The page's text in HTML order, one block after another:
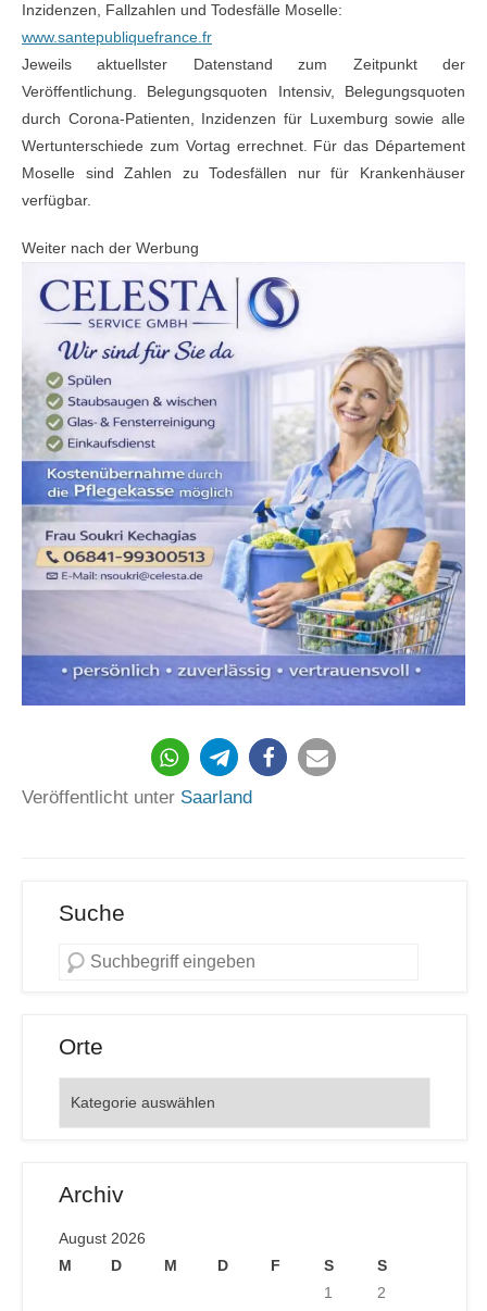
Inzidenzen, Fallzahlen und Todesfälle Moselle:
www.santepubliquefrance.fr
Jeweils aktuellster Datenstand zum Zeitpunkt der
Veröffentlichung. Belegungsquoten Intensiv, Belegungsquoten
durch Corona-Patienten, Inzidenzen für Luxemburg sowie alle
Wertunterschiede zum Vortag errechnet. Für das Département
Moselle sind Zahlen zu Todesfällen nur für Krankenhäuser
verfügbar.
Weiter nach der Werbung
Veröffentlicht unter Saarland
Suche
Orte
Archiv
August 2026
M
D M D F S
S
1
2